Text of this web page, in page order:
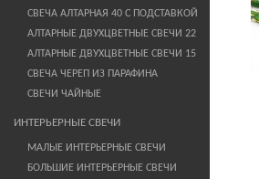
СВЕЧА АЛТАРНАЯ 40 С ПОДСТАВКОЙ
АЛТАРНЫЕ ДВУХЦВЕТНЫЕ СВЕЧИ 22
АЛТАРНЫЕ ДВУХЦВЕТНЫЕ СВЕЧИ 15
СВЕЧА ЧЕРЕП ИЗ ПАРАФИНА
СВЕЧИ ЧАЙНЫЕ
ИНТЕРЬЕРНЫЕ СВЕЧИ
МАЛЫЕ ИНТЕРЬЕРНЫЕ СВЕЧИ
БОЛЬШИЕ ИНТЕРЬЕРНЫЕ СВЕЧИ